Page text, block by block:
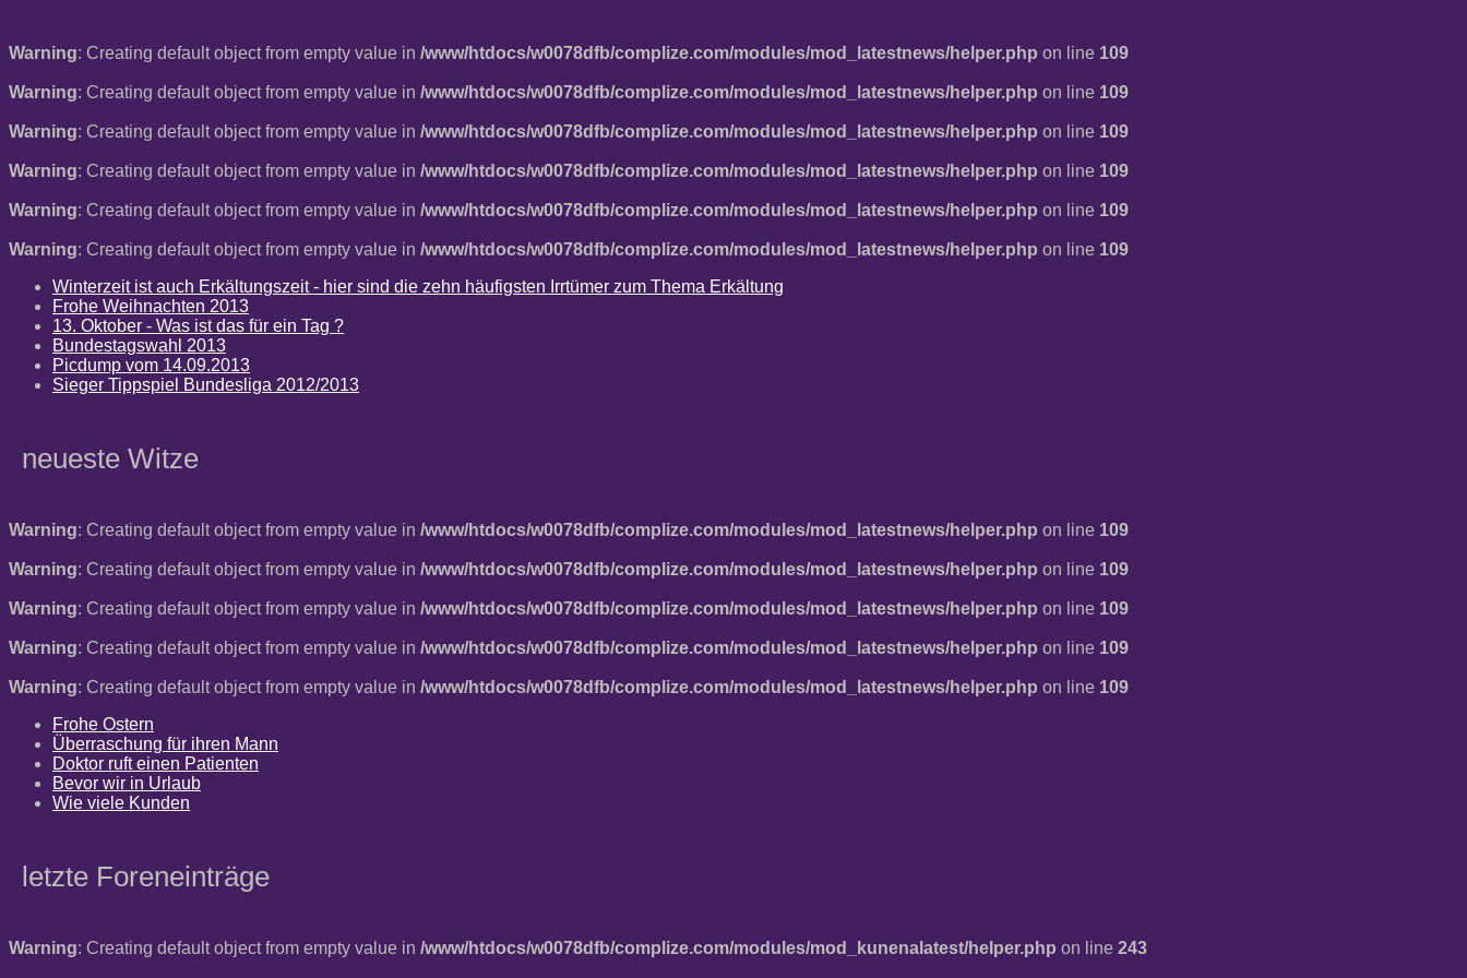
Warning: Creating default object from empty value in /www/htdocs/w0078dfb/complize.com/modules/mod_latestnews/helper.php on line 109
Warning: Creating default object from empty value in /www/htdocs/w0078dfb/complize.com/modules/mod_latestnews/helper.php on line 109
Warning: Creating default object from empty value in /www/htdocs/w0078dfb/complize.com/modules/mod_latestnews/helper.php on line 109
Warning: Creating default object from empty value in /www/htdocs/w0078dfb/complize.com/modules/mod_latestnews/helper.php on line 109
Warning: Creating default object from empty value in /www/htdocs/w0078dfb/complize.com/modules/mod_latestnews/helper.php on line 109
Warning: Creating default object from empty value in /www/htdocs/w0078dfb/complize.com/modules/mod_latestnews/helper.php on line 109
Winterzeit ist auch Erkältungszeit - hier sind die zehn häufigsten Irrtümer zum Thema Erkältung
Frohe Weihnachten 2013
13. Oktober - Was ist das für ein Tag ?
Bundestagswahl 2013
Picdump vom 14.09.2013
Sieger Tippspiel Bundesliga 2012/2013
neueste Witze
Warning: Creating default object from empty value in /www/htdocs/w0078dfb/complize.com/modules/mod_latestnews/helper.php on line 109
Warning: Creating default object from empty value in /www/htdocs/w0078dfb/complize.com/modules/mod_latestnews/helper.php on line 109
Warning: Creating default object from empty value in /www/htdocs/w0078dfb/complize.com/modules/mod_latestnews/helper.php on line 109
Warning: Creating default object from empty value in /www/htdocs/w0078dfb/complize.com/modules/mod_latestnews/helper.php on line 109
Warning: Creating default object from empty value in /www/htdocs/w0078dfb/complize.com/modules/mod_latestnews/helper.php on line 109
Frohe Ostern
Überraschung für ihren Mann
Doktor ruft einen Patienten
Bevor wir in Urlaub
Wie viele Kunden
letzte Foreneinträge
Warning: Creating default object from empty value in /www/htdocs/w0078dfb/complize.com/modules/mod_kunenalatest/helper.php on line 243